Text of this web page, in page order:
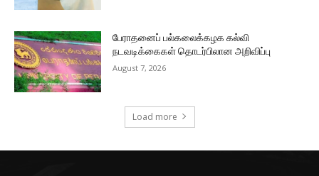
பேராதனைப் பல்கலைக்கழக கல்வி
நடவடிக்கைகள் தொடர்பிலான அறிவிப்பு
August 7, 2026
Load more